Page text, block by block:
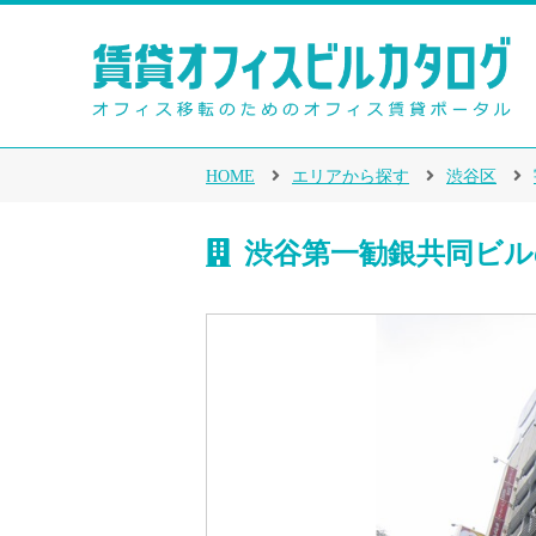
HOME エリアから探す 渋谷区
渋谷第一勧銀共同ビ